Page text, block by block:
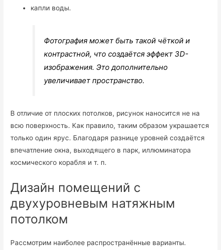
капли воды.
Фотография может быть такой чёткой и
контрастной, что создаётся эффект 3D-
изображения. Это дополнительно
увеличивает пространство.
В отличие от плоских потолков, рисунок наносится не на
всю поверхность. Как правило, таким образом украшается
только один ярус. Благодаря разнице уровней создаётся
впечатление окна, выходящего в парк, иллюминатора
космического корабля и т. п.
Дизайн помещений с
двухуровневым натяжным
потолком
Рассмотрим наиболее распространённые варианты.